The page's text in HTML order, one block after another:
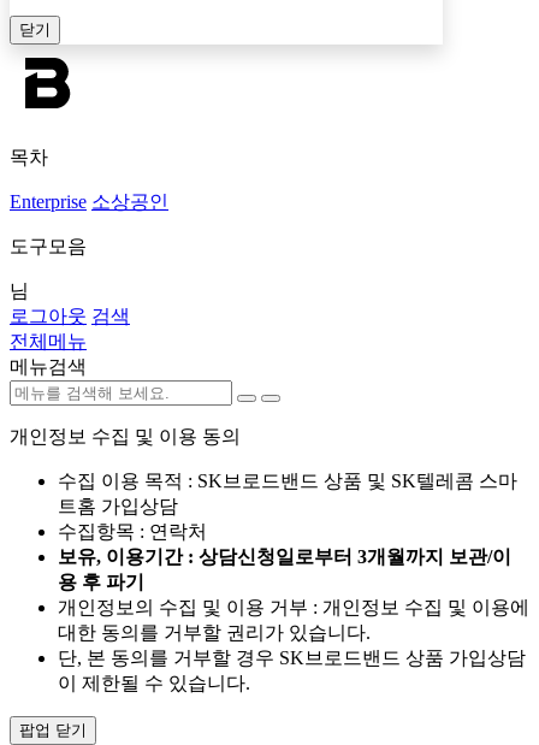
닫기
목차
Enterprise 소상공인
도구모음
님
로그아웃 검색
전체메뉴
메뉴검색
개인정보 수집 및 이용 동의
수집 이용 목적 : SK브로드밴드 상품 및 SK텔레콤 스마
트홈 가입상담
수집항목 : 연락처
보유, 이용기간 : 상담신청일로부터 3개월까지 보관/이
용 후 파기
개인정보의 수집 및 이용 거부 : 개인정보 수집 및 이용에
대한 동의를 거부할 권리가 있습니다.
단, 본 동의를 거부할 경우 SK브로드밴드 상품 가입상담
이 제한될 수 있습니다.
팝업 닫기